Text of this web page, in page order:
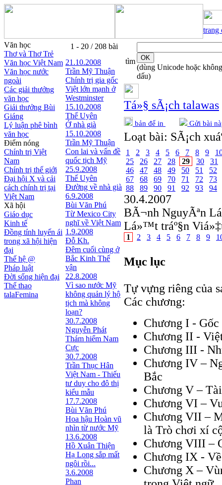
trang
Văn học
Thơ và Thơ Trẻ
Văn học Việt Nam
Văn học nước
ngoài
Các giải thưởng
văn học
Giải thưởng Bùi
Giáng
Lý luận phê bình
văn học
Điểm nóng
Chính trị Việt
Nam
Chính trị thế giới
Đại hội X và cải
cách chính trị tại
Việt Nam
Xã hội
Giáo dục
Kinh tế
Đồng tính luyến ái
trong xã hội hiện
đại
Thế hệ @
Pháp luật
Đời sống hiện đại
Thể thao
talaFemina
1 - 20 / 208 bài
21.10.2008
Trần Mỹ Thuận
Chính trị gia gốc
Việt lớn mạnh ở
Westminster
15.10.2008
Thế Uyên
Ở nhà già
15.10.2008
Trần Mỹ Thuận
Con lai và vấn đề
quốc tịch Mỹ
25.9.2008
Thế Uyên
Đường về nhà già
6.9.2008
Bùi Văn Phú
Từ Mexico City
nghĩ về Việt Nam
1.9.2008
Đỗ Kh.
Đêm cuối cùng ở
Bắc Kinh Thế
vận
22.8.2008
Vì sao nước Mỹ
không quản lý hộ
tịch mà không
loạn?
30.7.2008
Nguyễn Phát
Thám hiểm Nam
Cực
30.7.2008
Trần Thục Hân
Việt Nam - Thiếu
tư duy cho đô thị
kiểu mẫu
17.7.2008
Bùi Văn Phú
Hoa hậu Hoàn vũ
nhìn từ nước Mỹ
13.6.2008
Hồ Xuân Thiện
Hạ Long sắp mất
ngôi rồi...
3.6.2008
Phan
tìm
(dùng Unicode hoặc không
dấu)
Tá»§ sÃ¡ch talawas
bản để in Gửi bài
Loạt bài: SÃ¡ch
1 2 3 4 5 6 7 8 9
25
26 27 28 29 30
31
46
47 48 49 50 51
52
67
68 69 70 71 72
73
88
89 90 91 92 93 94
30.4.2007
BÃ¬nh NguyÃªn
Lá»™t tráº§n
1 2 3 4 5 6 7 8 9
Mục lục
Tự vựng riêng của
Các chương:
Chương I - Gốc
Chương II -
Chương III -
Chương IV –
Bắc
Chương V –
Chương VI –
Chương VII –
là Trò chơi xí
Chương VIII –
Chương IX -
Chương X –